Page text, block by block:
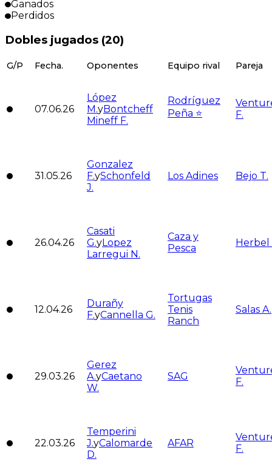
Ganados
Perdidos
Dobles jugados (20)
G/P Fecha. Oponentes Equipo rival Pareja
07.06.26
López
M.yBontcheff
Mineff F.
Rodríguez
Peña ⭐️
F.
31.05.26
Gonzalez
F.ySchonfeld
J.
Los Adines Bejo T.
26.04.26
Casati
G.yLopez
Larregui N.
Caza y
Pesca
Herbel
12.04.26
Durañy
F.yCannella G.
Tortugas
Tenis
Ranch
Salas A.
29.03.26
Gerez
A.yCaetano
W.
SAG
F.
22.03.26
Temperini
J.yCalomarde
D.
AFAR
F.